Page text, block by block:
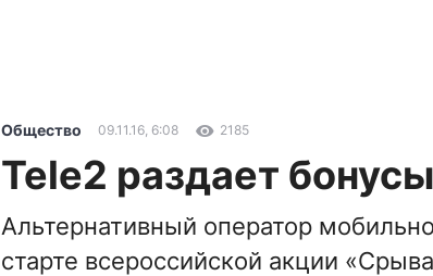
Общество 09.11.16, 6:08 2185
Tele2 раздает
Альтернативный оператор
старте всероссийской акции